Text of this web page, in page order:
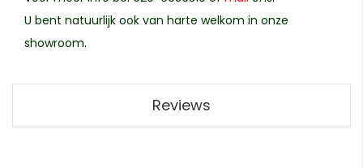
U bent natuurlijk ook van harte welkom in onze
showroom.
Reviews